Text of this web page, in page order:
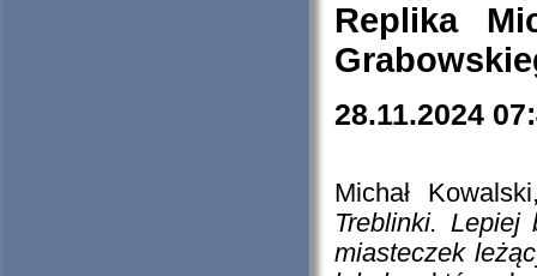
Replika
28.11.2024
Michał
Treblinki. Lepiej
miasteczek